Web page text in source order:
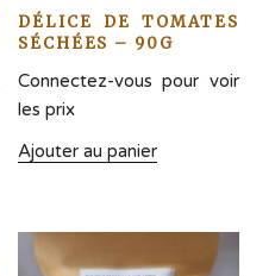
DÉLICE DE TOMATES
SÉCHÉES – 90G
Connectez-vous pour voir
les prix
Ajouter au panier